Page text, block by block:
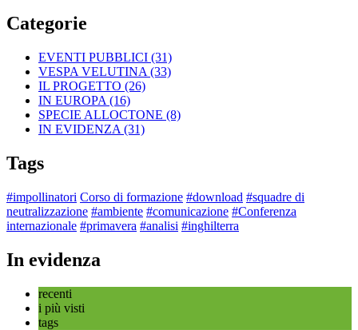
Categorie
EVENTI PUBBLICI (31)
VESPA VELUTINA (33)
IL PROGETTO (26)
IN EUROPA (16)
SPECIE ALLOCTONE (8)
IN EVIDENZA (31)
Tags
#impollinatori Corso di formazione #download #squadre di
neutralizzazione #ambiente #comunicazione #Conferenza
internazionale #primavera #analisi #inghilterra
In evidenza
recenti
i più visti
tags